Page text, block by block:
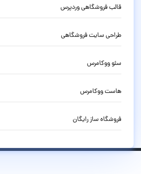
قالب فروشگاهی وردپرس
طراحی سایت فروشگاهی
سئو ووکامرس
هاست ووکامرس
فروشگاه ساز رایگان